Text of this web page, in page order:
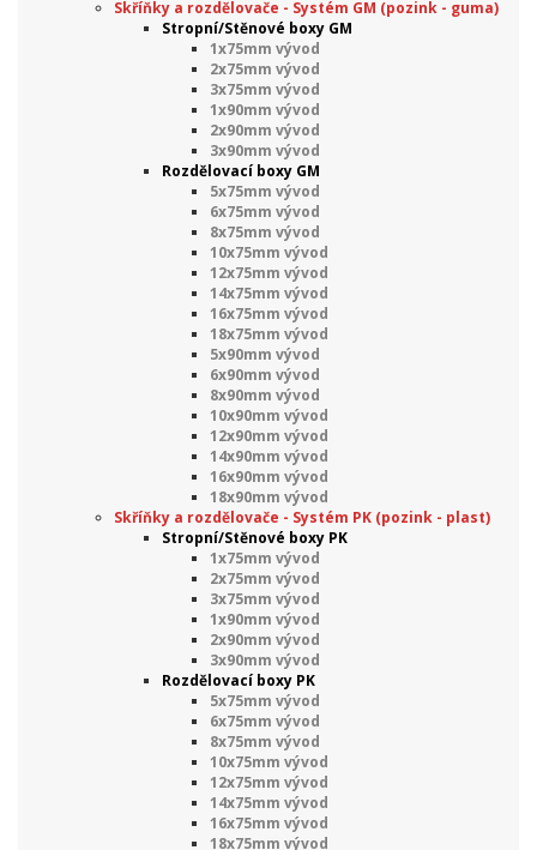
Skříňky a rozdělovače - Systém GM (pozink - guma)
Stropní/Stěnové boxy GM
1x75mm vývod
2x75mm vývod
3x75mm vývod
1x90mm vývod
2x90mm vývod
3x90mm vývod
Rozdělovací boxy GM
5x75mm vývod
6x75mm vývod
8x75mm vývod
10x75mm vývod
12x75mm vývod
14x75mm vývod
16x75mm vývod
18x75mm vývod
5x90mm vývod
6x90mm vývod
8x90mm vývod
10x90mm vývod
12x90mm vývod
14x90mm vývod
16x90mm vývod
18x90mm vývod
Skříňky a rozdělovače - Systém PK (pozink - plast)
Stropní/Stěnové boxy PK
1x75mm vývod
2x75mm vývod
3x75mm vývod
1x90mm vývod
2x90mm vývod
3x90mm vývod
Rozdělovací boxy PK
5x75mm vývod
6x75mm vývod
8x75mm vývod
10x75mm vývod
12x75mm vývod
14x75mm vývod
16x75mm vývod
18x75mm vývod